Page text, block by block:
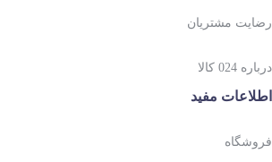
رضایت مشتریان
درباره 024 کالا
اطلاعات مفید
فروشگاه